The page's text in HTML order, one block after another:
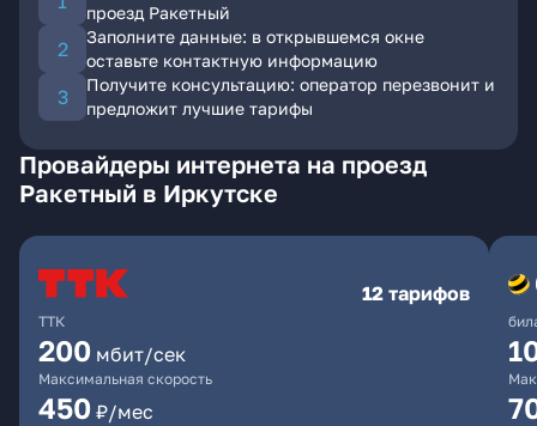
проезд Ракетный
Заполните данные: в открывшемся окне
оставьте контактную информацию
Получите консультацию: оператор перезвонит и
предложит лучшие тарифы
Провайдеры интернета на проезд
Ракетный в Иркутске
ТТК
12 тарифов
200 мбит/сек
Максимальная скорость
450 ₽/мес